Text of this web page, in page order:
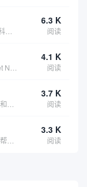
6.3 K
阅读
4.1 K
阅读
3.7 K
阅读
3.3 K
阅读